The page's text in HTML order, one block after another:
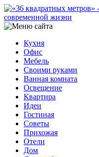
Кухня
Офис
Мебель
Своими руками
Ванная комната
Освещение
Квартира
Идеи
Гостиная
Советы
Прихожая
Отели
Дом